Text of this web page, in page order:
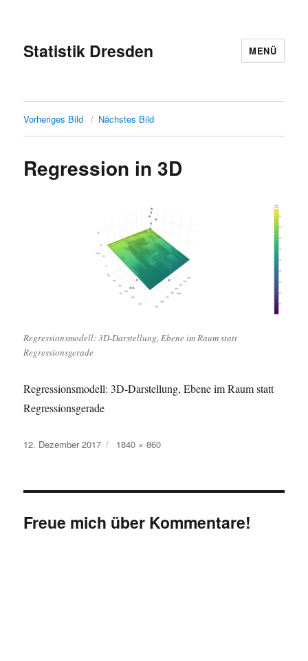
Statistik Dresden MENÜ
Vorheriges Bild Nächstes Bild
Regression in 3D
Regressionsmodell: 3D-Darstellung, Ebene im Raum statt
Regressionsgerade
Regressionsmodell: 3D-Darstellung, Ebene im Raum statt
Regressionsgerade
Veröffentlicht
12. Dezember 2017 Originalgröße
1840 × 860
Freue mich über Kommentare!